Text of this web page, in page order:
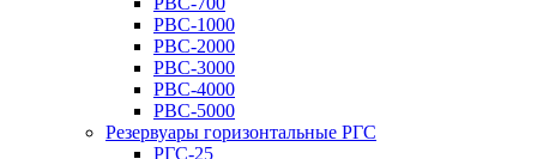
РВС-1000
РВС-2000
РВС-3000
РВС-4000
РВС-5000
Резервуары горизонтальные РГС
РГС-25